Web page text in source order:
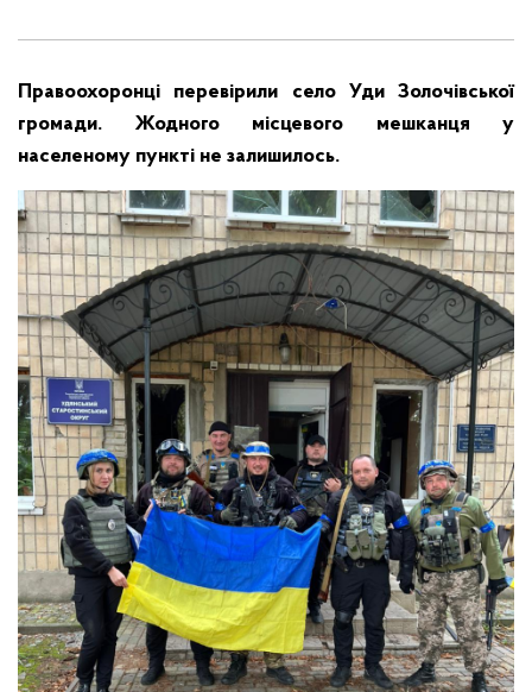
Правоохоронці перевірили село Уди Золочівської
громади. Жодного місцевого мешканця у
населеному пункті не залишилось.